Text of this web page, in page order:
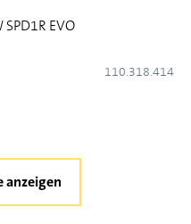
EVO
110.318.414
anzeigen